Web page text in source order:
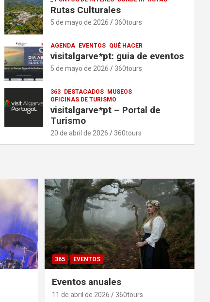
Rutas Culturales
5 de mayo de 2026 360tours
AGENDA EVENTOS QUÉ HACER
visitalgarve*pt: guia de eventos
5 de mayo de 2026 360tours
363 DESTACADOS
MUSEOS
OFICINAS DE TURISMO
visitalgarve*pt – Portal de
Turismo
20 de abril de 2026 360tours
365 EVENTOS
Eventos anuales
11 de abril de 2026 360tours